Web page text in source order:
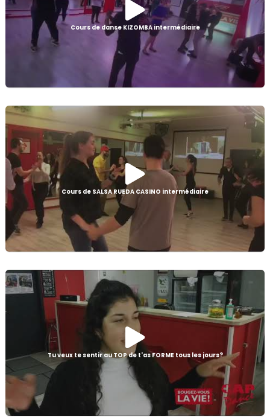
Cours de danse KIZOMBA intermédiaire
Cours de SALSA RUEDA CASINO intermédiaire
Tu veux te sentir au TOP de t'as FORME tous les jours?